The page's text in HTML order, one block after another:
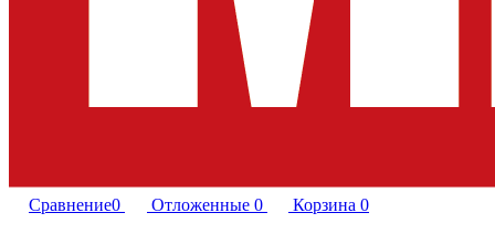
Сравнение0 Отложенные 0 Корзина 0